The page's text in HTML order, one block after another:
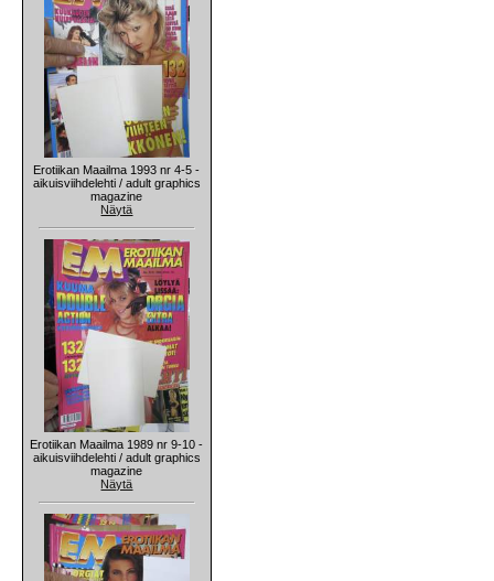
Erotiikan Maailma 1993 nr 4-5 -
aikuisviihdelehti / adult graphics
magazine
Näytä
Erotiikan Maailma 1989 nr 9-10 -
aikuisviihdelehti / adult graphics
magazine
Näytä